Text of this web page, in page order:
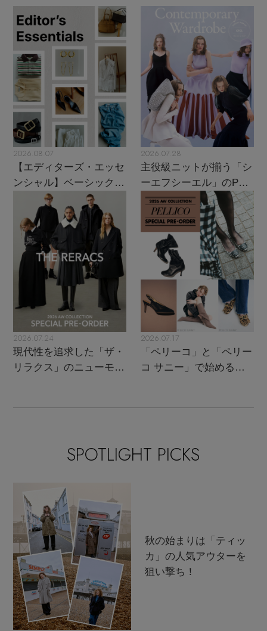
2026.08.07
【エディターズ・エッセ
ンシャル】ベーシックと
トレンドが交差する16の
2026.07.28
主役級ニットが揃う「シ
ーエフシーエル」のPOP
UPがスタート
2026.07.24
現代性を追求した「ザ・
リラクス」のニューモダ
2026.07.17
「ペリーコ」と「ペリー
コ サニー」で始める秋
SPOTLIGHT PICKS
秋の始まりは「ティッ
カ」の人気アウターを
狙い撃ち！